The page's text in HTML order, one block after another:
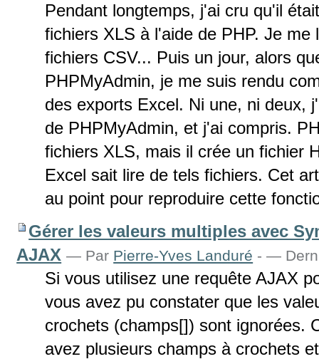
Pendant longtemps, j'ai cru qu'il
fichiers XLS à l'aide de PHP. Je
fichiers CSV... Puis un jour, alors
PHPMyAdmin, je me suis rendu
des exports Excel. Ni une, ni deux,
de PHPMyAdmin, et j'ai compris.
fichiers XLS, mais il crée un fichier
Excel sait lire de tels fichiers. Cet
au point pour reproduire cette
Gérer les valeurs multiples avec
AJAX — Par Pierre-Yves Landuré - —
Si vous utilisez une requête AJAX
vous avez pu constater que les
crochets (champs[]) sont ignorées.
avez plusieurs champs à crochets